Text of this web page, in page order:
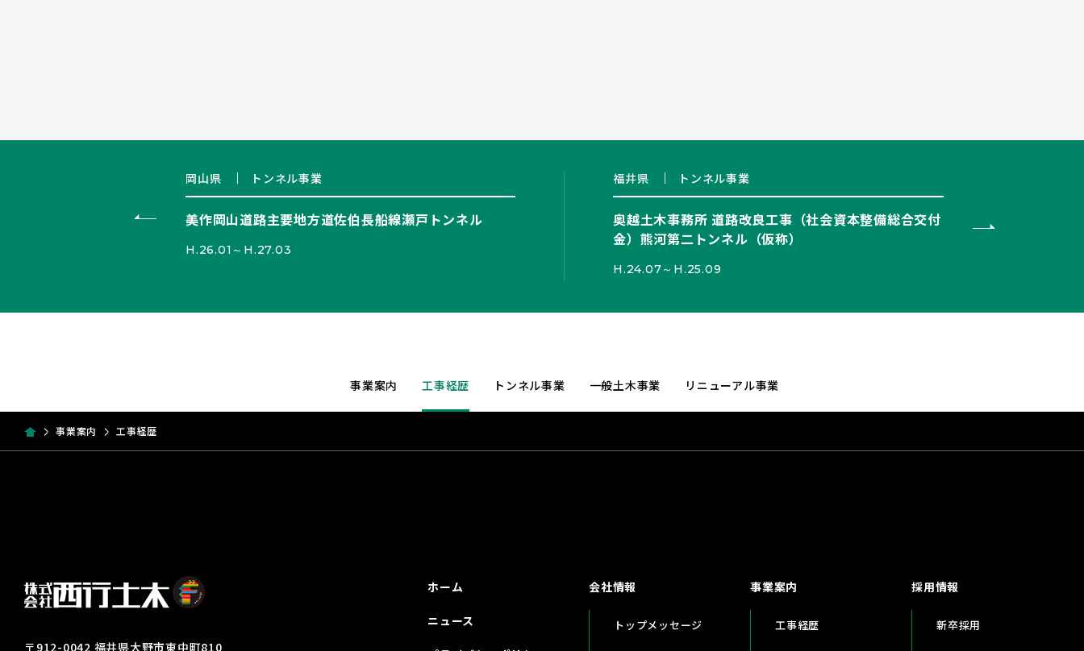
岡山県 トンネル事業
美作岡山道路主要地方道佐伯長船線瀬戸トンネル
H.26.01～H.27.03
福井県 トンネル事業
奥越土木事務所 道路改良工事（社会資本整備総合交付
金）熊河第二トンネル（仮称）
H.24.07～H.25.09
事業案内 工事経歴 トンネル事業 一般土木事業 リニューアル事業
事業案内 工事経歴
〒912-0042 福井県大野市東中町810
ホーム
ニュース
会社情報
トップメッセージ
事業案内
工事経歴
採用情報
新卒採用